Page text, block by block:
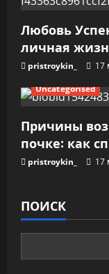
Любовь
личная
pristroykin_ 17
Uncategorised
Причины
почке: как
pristroykin_ 17
ПОИСК